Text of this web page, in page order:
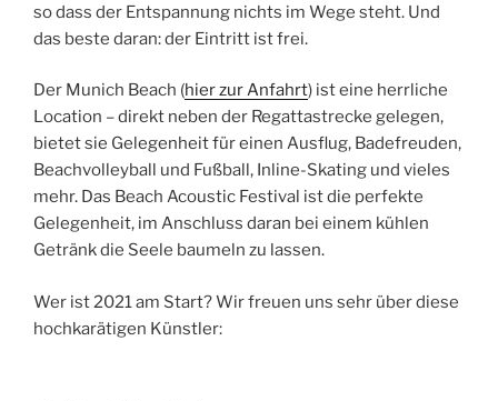
so dass der Entspannung nichts im Wege steht. Und
das beste daran: der Eintritt ist frei.
Der Munich Beach (hier zur Anfahrt) ist eine herrliche
Location – direkt neben der Regattastrecke gelegen,
bietet sie Gelegenheit für einen Ausflug, Badefreuden,
Beachvolleyball und Fußball, Inline-Skating und vieles
mehr. Das Beach Acoustic Festival ist die perfekte
Gelegenheit, im Anschluss daran bei einem kühlen
Getränk die Seele baumeln zu lassen.
Wer ist 2021 am Start? Wir freuen uns sehr über diese
hochkarätigen Künstler: